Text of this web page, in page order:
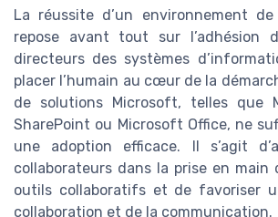
La réussite d’un environnement
repose avant tout sur l’adhésion
directeurs des systèmes
placer l’humain au cœur de la
de solutions Microsoft, telles que
SharePoint ou Microsoft Office, ne
une adoption efficace. Il s’agit
collaborateurs dans la prise en main
outils collaboratifs et de favoriser
collaboration et de la communication.